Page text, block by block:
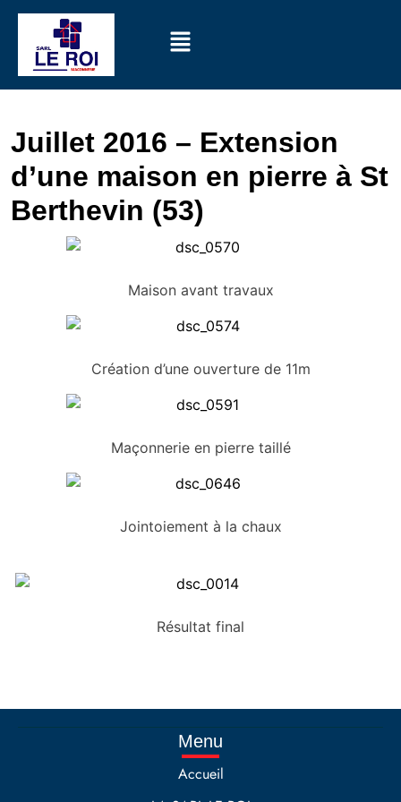
Juillet 2016 – Extension
d’une maison en pierre à St
Berthevin (53)
Maison avant travaux
Création d’une ouverture de 11m
Maçonnerie en pierre taillé
Jointoiement à la chaux
Résultat final
Menu
Accueil